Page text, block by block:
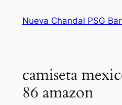
Nueva Chandal PSG
camiseta
86 amazon